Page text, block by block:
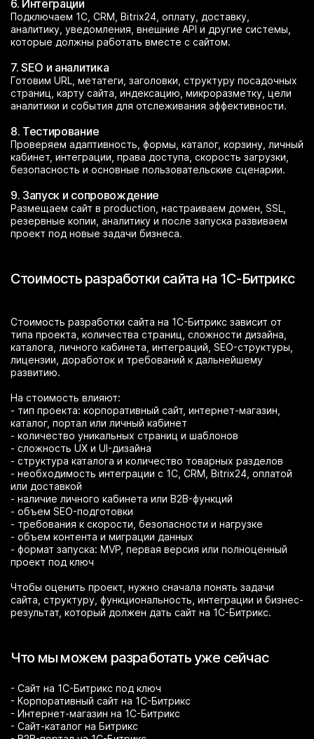
6. Интеграции
Подключаем 1С, CRM, Bitrix24, оплату, доставку,
аналитику, уведомления, внешние API и другие системы,
которые должны работать вместе с сайтом.
7. SEO и аналитика
Готовим URL, метатеги, заголовки, структуру посадочных
страниц, карту сайта, индексацию, микроразметку, цели
аналитики и события для отслеживания эффективности.
8. Тестирование
Проверяем адаптивность, формы, каталог, корзину, личный
кабинет, интеграции, права доступа, скорость загрузки,
безопасность и основные пользовательские сценарии.
9. Запуск и сопровождение
Размещаем сайт в production, настраиваем домен, SSL,
резервные копии, аналитику и после запуска развиваем
проект под новые задачи бизнеса.
Стоимость разработки сайта на 1С-Битрикс
Стоимость разработки сайта на 1С-Битрикс зависит от
типа проекта, количества страниц, сложности дизайна,
каталога, личного кабинета, интеграций, SEO-структуры,
лицензии, доработок и требований к дальнейшему
развитию.
На стоимость влияют:
- тип проекта: корпоративный сайт, интернет-магазин,
каталог, портал или личный кабинет
- количество уникальных страниц и шаблонов
- сложность UX и UI-дизайна
- структура каталога и количество товарных разделов
- необходимость интеграции с 1С, CRM, Bitrix24, оплатой
или доставкой
- наличие личного кабинета или B2B-функций
- объем SEO-подготовки
- требования к скорости, безопасности и нагрузке
- объем контента и миграции данных
- формат запуска: MVP, первая версия или полноценный
проект под ключ
Чтобы оценить проект, нужно сначала понять задачи
сайта, структуру, функциональность, интеграции и бизнес-
результат, который должен дать сайт на 1С-Битрикс.
Что мы можем разработать уже сейчас
- Сайт на 1С-Битрикс под ключ
- Корпоративный сайт на 1С-Битрикс
- Интернет-магазин на 1С-Битрикс
- Сайт-каталог на Битрикс